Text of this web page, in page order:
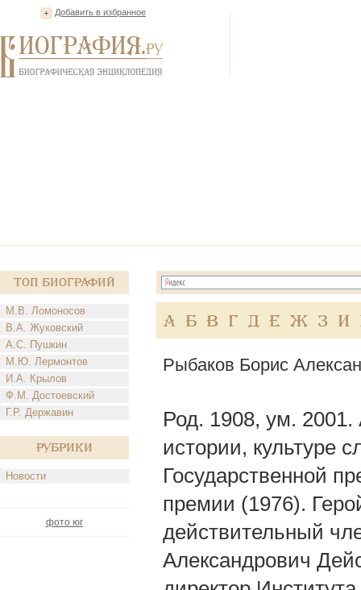
Добавить в избранное
Топ Биографий
М.В. Ломоносов
В.А. Жуковский
А.С. Пушкин
М.Ю. Лермонтов
И.А. Крылов
Ф.М. Достоевский
Г.Р. Державин
Рубрики
Новости
фото юг
А Б В Г Д Е Ж З И
Рыбаков Борис
Род. 1908, ум. 2001.
истории, культуре
Государственной
премии (1976).
действительный
Александрович